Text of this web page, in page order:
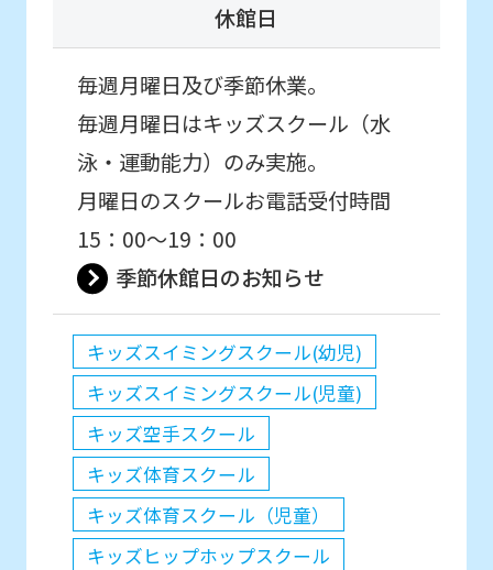
休館日
毎週月曜日及び季節休業。
毎週月曜日はキッズスクール（水
泳・運動能力）のみ実施。
月曜日のスクールお電話受付時間
15：00～19：00
季節休館日のお知らせ
キッズスイミングスクール(幼児)
キッズスイミングスクール(児童)
キッズ空手スクール
キッズ体育スクール
キッズ体育スクール（児童）
キッズヒップホップスクール